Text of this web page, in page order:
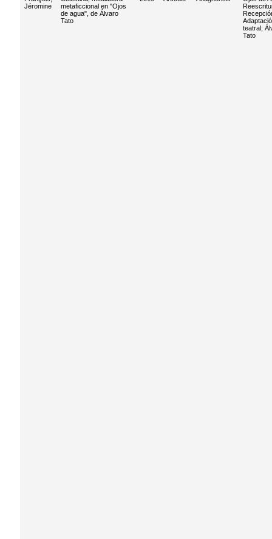
Jéromine
metaficcional en "Ojos
de agua", de Álvaro
Tato
teatral;
Tato